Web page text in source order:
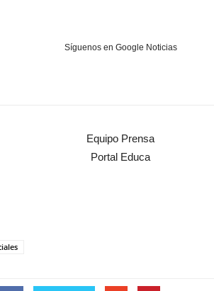
Síguenos en Google Noticias
Equipo Prensa
Portal Educa